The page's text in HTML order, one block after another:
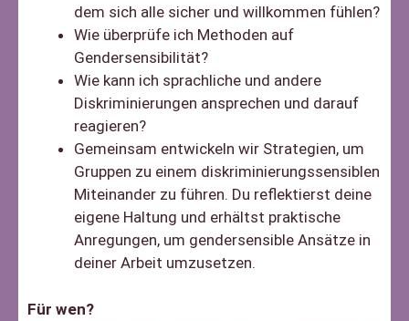
dem sich alle sicher und willkommen fühlen?
Wie überprüfe ich Methoden auf
Gendersensibilität?
Wie kann ich sprachliche und andere
Diskriminierungen ansprechen und darauf
reagieren?
Gemeinsam entwickeln wir Strategien, um
Gruppen zu einem diskriminierungssensiblen
Miteinander zu führen. Du reflektierst deine
eigene Haltung und erhältst praktische
Anregungen, um gendersensible Ansätze in
deiner Arbeit umzusetzen.
Für wen?